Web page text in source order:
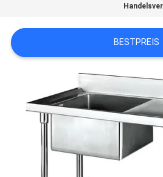
NACHRICHTEN
SITEMAP
BESTPREIS